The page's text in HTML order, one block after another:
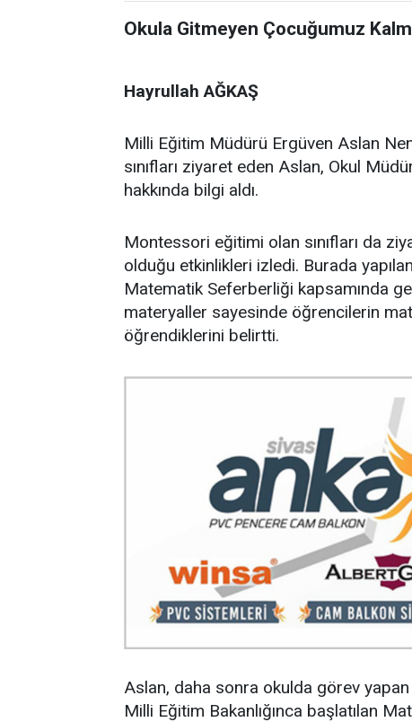
Okula Gitmeyen Çocuğumuz
Hayrullah AĞKAŞ
Milli Eğitim Müdürü Ergüven Aslan
sınıfları ziyaret eden Aslan, Okul
hakkında bilgi aldı.
Montessori eğitimi olan sınıfları da
olduğu etkinlikleri izledi. Burada
Matematik Seferberliği kapsamında
materyaller sayesinde öğrencilerin
öğrendiklerini belirtti.
Aslan, daha sonra okulda görev
Milli Eğitim Bakanlığınca başlatılan